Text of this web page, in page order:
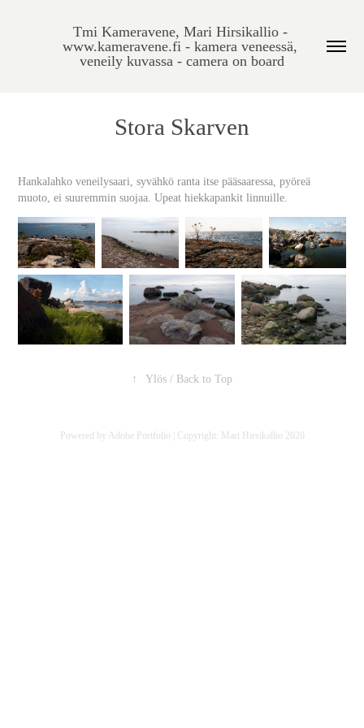
Tmi Kameravene, Mari Hirsikallio -
www.kameravene.fi - kamera veneessä,
veneily kuvassa - camera on board
Stora Skarven
Hankalahko veneilysaari, syvähkö ranta itse pääsaaressa, pyöreä
muoto, ei suuremmin suojaa. Upeat hiekkapankit linnuille.
↑ Ylös / Back to Top
Powered by Adobe Portfolio | Copyright: Mari Hirsikallio 2020